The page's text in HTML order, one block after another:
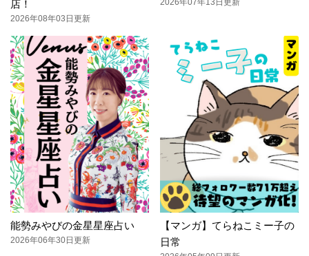
店！
2026年08年03日更新
2026年07年13日更新
能勢みやびの金星星座占い
2026年06年30日更新
【マンガ】てらねこミー子の
日常